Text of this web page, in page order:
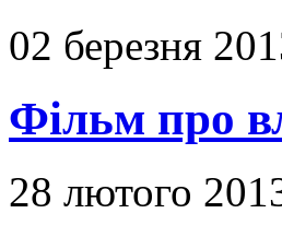
02 березня
Фільм про
28 лютого